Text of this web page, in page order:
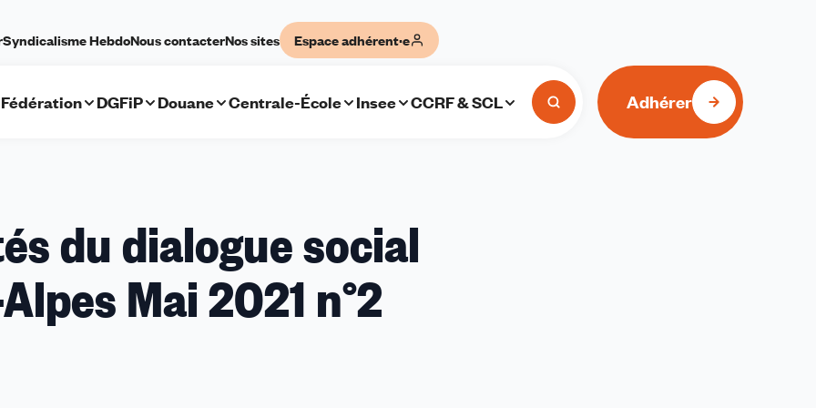
Syndicalisme HebdoNous contacterNos sites Espace adhérent·e
Fédération DGFiP Douane Centrale-École Insee CCRF & SCL Adhérer
du dialogue social
Mai 2021 n°2